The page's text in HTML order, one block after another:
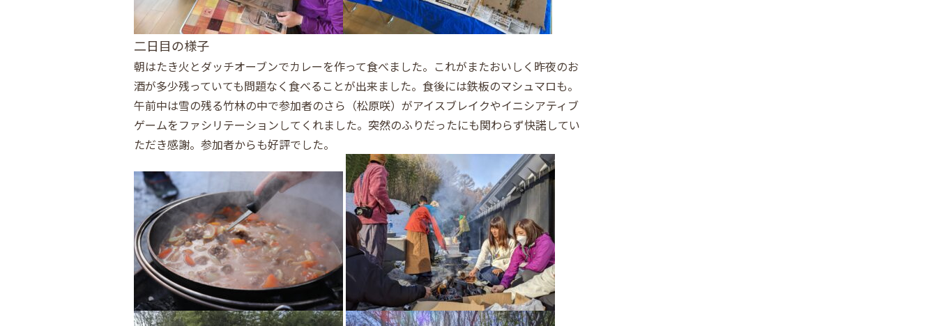
二日目の様子
朝はたき火とダッチオーブンでカレーを作って食べました。これがまたおいしく昨夜のお
酒が多少残っていても問題なく食べることが出来ました。食後には鉄板のマシュマロも。
午前中は雪の残る竹林の中で参加者のさら（松原咲）がアイスブレイクやイニシアティブ
ゲームをファシリテーションしてくれました。突然のふりだったにも関わらず快諾してい
ただき感謝。参加者からも好評でした。